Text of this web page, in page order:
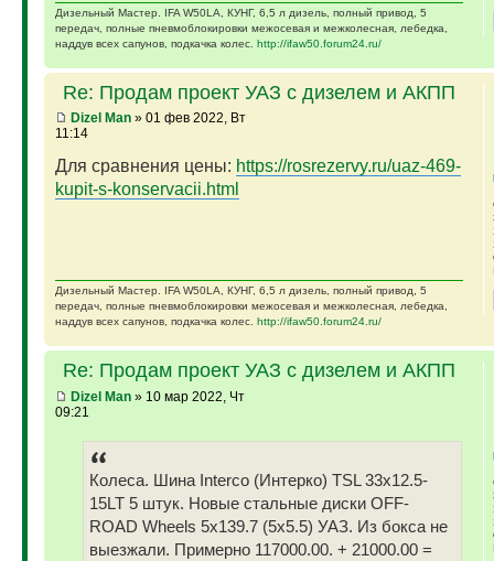
Дизельный Мастер. IFA W50LA, КУНГ, 6,5 л дизель, полный привод, 5
передач, полные пневмоблокировки межосевая и межколесная, лебедка,
наддув всех сапунов, подкачка колес. http://ifaw50.forum24.ru/
Re: Продам проект УАЗ с дизелем и АКПП
Dizel Man» 01 фев 2022, Вт
11:14
Для сравнения цены: https://rosrezervy.ru/uaz-469-
kupit-s-konservacii.html
Дизельный Мастер. IFA W50LA, КУНГ, 6,5 л дизель, полный привод, 5
передач, полные пневмоблокировки межосевая и межколесная, лебедка,
наддув всех сапунов, подкачка колес. http://ifaw50.forum24.ru/
Re: Продам проект УАЗ с дизелем и АКПП
Dizel Man» 10 мар 2022, Чт
09:21
Колеса. Шина Interco (Интерко) TSL 33x12.5-
15LT 5 штук. Новые стальные диски OFF-
ROAD Wheels 5x139.7 (5x5.5) УАЗ. Из бокса не
выезжали. Примерно 117000.00. + 21000.00 =